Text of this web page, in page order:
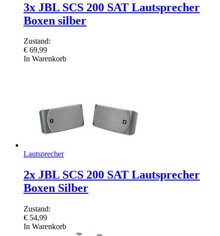
3x JBL SCS 200 SAT Lautsprecher
Boxen silber
Zustand:
€ 69,99
In Warenkorb
Lautsprecher
2x JBL SCS 200 SAT Lautsprecher
Boxen Silber
Zustand:
€ 54,99
In Warenkorb